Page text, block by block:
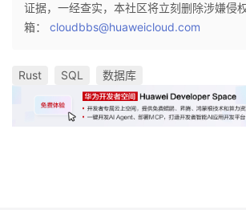
证据，一经查实，本社区将立刻删除涉嫌侵
箱： cloudbbs@huaweicloud.com
Rust SQL 数据库